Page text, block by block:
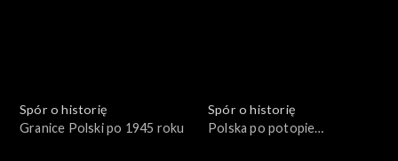
Spór o historię
Granice Polski po 1945 roku
Spór o historię
Polska po potopie